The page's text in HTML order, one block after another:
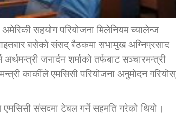
तातोपानी गाउँपालिका जुम्लाको सूचना
सहयोग परियोजना मिलेनियम च्यालेन्ज
बसेको संसद् बैठकमा सभामुख अग्निप्रसाद
जनार्दन शर्माको तर्फबाट सञ्‍चारमन्त्री
कार्कीले एमसिसी परियोजना अनुमोदन गरियोस्
संसदमा टेबल गर्ने सहमति गरेको थियो।